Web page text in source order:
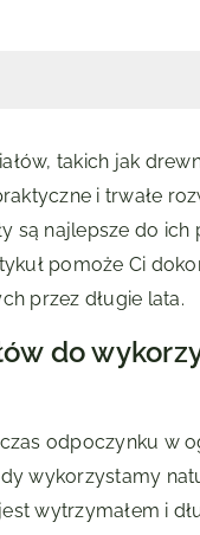
takich jak
i trwałe
są najlepsze do
pomoże Ci
przez długie lata.
do
odpoczynku w
wykorzystamy
wytrzymałem i